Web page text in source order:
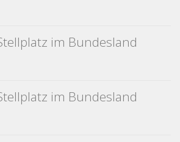
im Bundesland
im Bundesland